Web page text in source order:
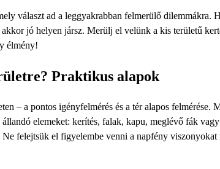
választ ad a leggyakrabban felmerülő dilemmákra.
jó helyen jársz. Merülj el velünk a kis területű
élmény!
Praktikus alapok
– a pontos igényfelmérés és a tér alapos felmérése.
elemeket: kerítés, falak, kapu, meglévő fák
felejtsük el figyelembe venni a napfény